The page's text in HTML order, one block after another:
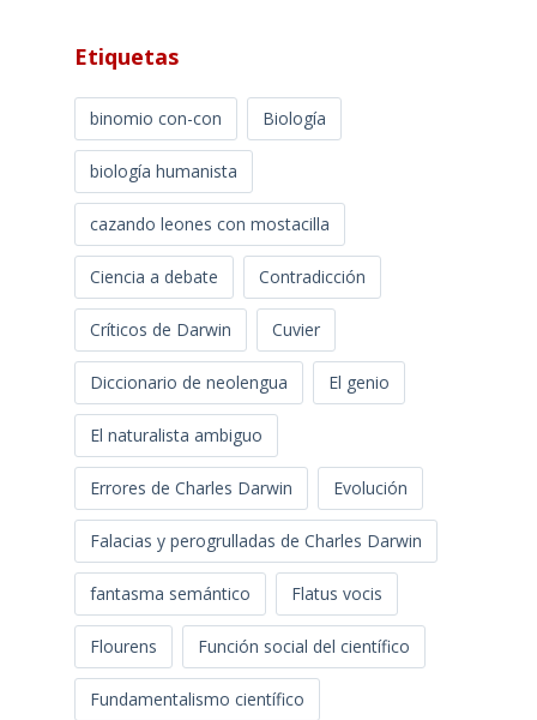
Etiquetas
binomio con-con Biología
biología humanista
cazando leones con mostacilla
Ciencia a debate Contradicción
Críticos de Darwin Cuvier
Diccionario de neolengua El genio
El naturalista ambiguo
Errores de Charles Darwin Evolución
Falacias y perogrulladas de Charles Darwin
fantasma semántico Flatus vocis
Flourens Función social del científico
Fundamentalismo científico